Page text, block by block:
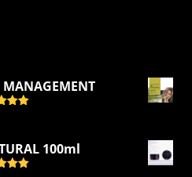
MANAGEMENT
100ml